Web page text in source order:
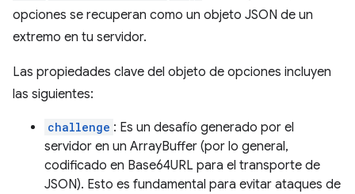
opciones se recuperan como un objeto JSON de un
extremo en tu servidor.
Las propiedades clave del objeto de opciones incluyen
las siguientes:
challenge : Es un desafío generado por el
servidor en un ArrayBuffer (por lo general,
codificado en Base64URL para el transporte de
JSON). Esto es fundamental para evitar ataques de